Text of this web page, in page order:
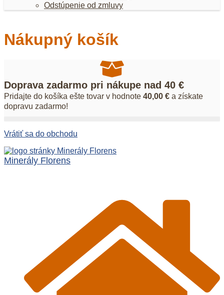
Odstúpenie od zmluvy
Nákupný košík
Doprava zadarmo pri nákupe nad 40 €
Pridajte do košíka ešte tovar v hodnote 40,00 € a získate
dopravu zadarmo!
Vrátiť sa do obchodu
Minerály Florens